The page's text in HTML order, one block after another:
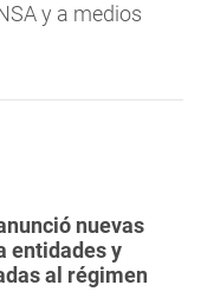
y a medios
nuevas
entidades y
al régimen